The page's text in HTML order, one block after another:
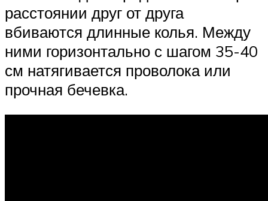
расстоянии друг от друга
вбиваются длинные колья. Между
ними горизонтально с шагом 35-40
см натягивается проволока или
прочная бечевка.